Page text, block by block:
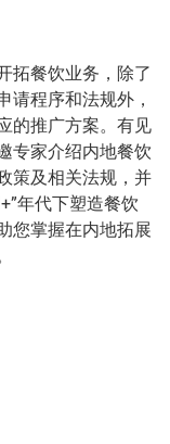
拓餐饮业务，除了
请程序和法规外，
的推广方案。有见
专家介绍内地餐饮
策及相关法规，并
年代下塑造餐饮
您掌握在内地拓展